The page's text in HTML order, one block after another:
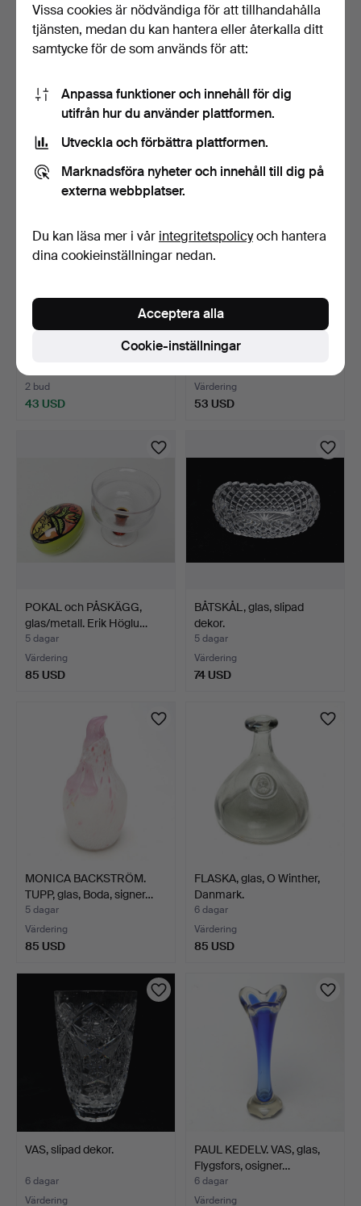
4 dagar
Värdering
211 USD
4 dagar
4 bud
föremål
SKULPTUR, glas, Kosta
2 bud
43 USD
och Orrefors.
Värdering
53 USD
POKAL och PÅSKÄGG,
glas/metall. Erik Höglu…
5 dagar
Värdering
85 USD
BÅTSKÅL, glas, slipad
dekor.
5 dagar
Värdering
74 USD
MONICA BACKSTRÖM.
TUPP, glas, Boda, signer…
5 dagar
Värdering
85 USD
FLASKA, glas, O Winther,
Danmark.
6 dagar
Värdering
85 USD
VAS, slipad dekor.
6 dagar
Värdering
PAUL KEDELV. VAS, glas,
Flygsfors, osigner…
6 dagar
Värdering
Vissa cookies är nödvändiga för att tillhandahålla
tjänsten, medan du kan hantera eller återkalla ditt
samtycke för de som används för att:
Anpassa funktioner och innehåll för dig
utifrån hur du använder plattformen.
Utveckla och förbättra plattformen.
Marknadsföra nyheter och innehåll till dig på
externa webbplatser.
Du kan läsa mer i vår integritetspolicyoch hantera
dina cookieinställningar nedan.
Cookie-inställningar
Acceptera alla